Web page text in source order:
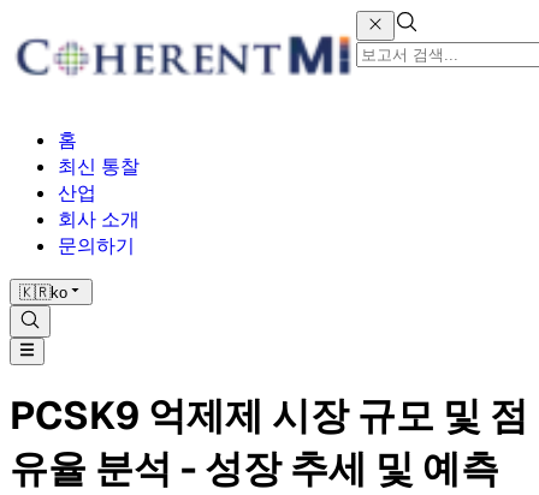
홈
최신 통찰
산업
회사 소개
문의하기
🇰🇷ko
PCSK9 억제제 시장 규모 및 점
유율 분석 - 성장 추세 및 예측